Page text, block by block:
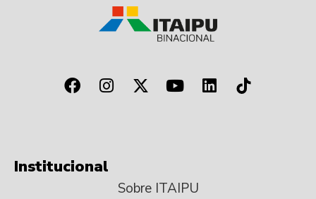
Institucional
Sobre ITAIPU